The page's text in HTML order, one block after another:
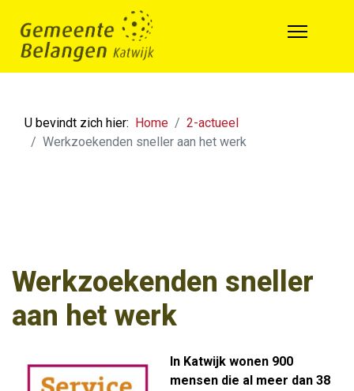
U bevindt zich hier: Home
2-actueel
Werkzoekenden sneller aan het werk
Werkzoekenden sneller
aan het werk
In Katwijk wonen 900
mensen die al meer dan 38